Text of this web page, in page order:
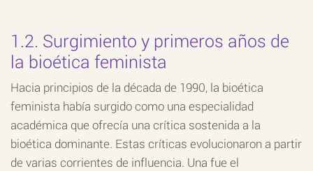
1.2. Surgimiento y primeros años de
la bioética feminista
Hacia principios de la década de 1990, la bioética
feminista había surgido como una especialidad
académica que ofrecía una crítica sostenida a la
bioética dominante. Estas críticas evolucionaron a partir
de varias corrientes de influencia. Una fue el